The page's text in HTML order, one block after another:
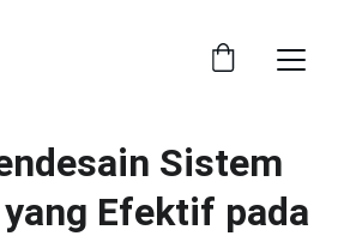
Sistem
Efektif pada